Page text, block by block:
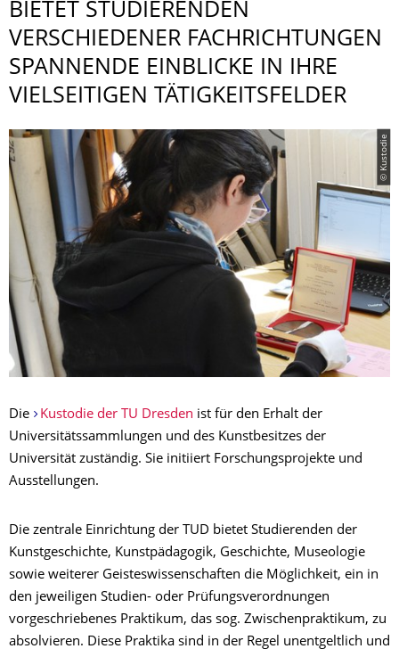
BIETET STUDIERENDEN
VERSCHIEDENER FACHRICHTUNGEN
SPANNENDE EINBLICKE IN IHRE
VIELSEITIGEN TÄTIGKEITSFEL­DER
© Kustodie
Die Kustodie der TU Dresden ist für den Erhalt der
Universitätssammlungen und des Kunstbesitzes der
Universität zuständig. Sie initiiert Forschungsprojekte und
Ausstellungen.
Die zentrale Einrichtung der TUD bietet Studierenden der
Kunstgeschichte, Kunstpädagogik, Geschichte, Museologie
sowie weiterer Geisteswissenschaften die Möglichkeit, ein in
den jeweiligen Studien- oder Prüfungsverordnungen
vorgeschriebenes Praktikum, das sog. Zwischenpraktikum, zu
absolvieren. Diese Praktika sind in der Regel unentgeltlich und